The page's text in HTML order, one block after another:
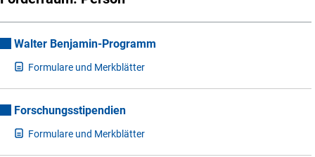
Walter Benjamin-Programm
Formulare und Merkblätter
Forschungsstipendien
Formulare und Merkblätter